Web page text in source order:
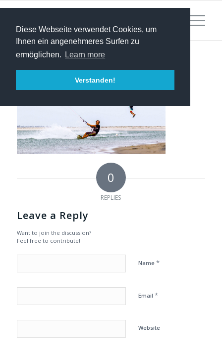
Diese Webseite verwendet Cookies, um
Ihnen ein angenehmeres Surfen zu
ermöglichen.
Learn more
Verstanden!
0
REPLIES
Leave a Reply
Want to join the discussion?
Feel free to contribute!
Name *
Email *
Website